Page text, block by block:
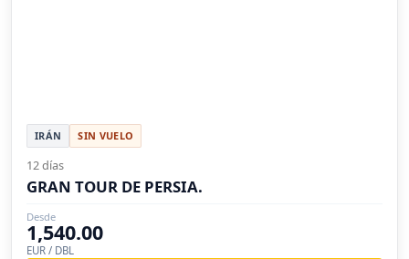
IRÁN SIN VUELO
12 días
GRAN TOUR DE PERSIA.
Desde
1,540.00
EUR / DBL